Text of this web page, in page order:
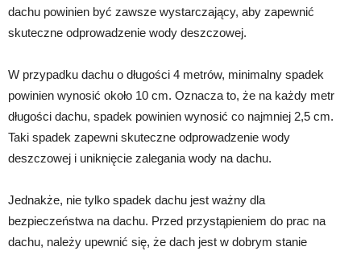
dachu powinien być zawsze wystarczający, aby zapewnić
skuteczne odprowadzenie wody deszczowej.
W przypadku dachu o długości 4 metrów, minimalny spadek
powinien wynosić około 10 cm. Oznacza to, że na każdy metr
długości dachu, spadek powinien wynosić co najmniej 2,5 cm.
Taki spadek zapewni skuteczne odprowadzenie wody
deszczowej i uniknięcie zalegania wody na dachu.
Jednakże, nie tylko spadek dachu jest ważny dla
bezpieczeństwa na dachu. Przed przystąpieniem do prac na
dachu, należy upewnić się, że dach jest w dobrym stanie